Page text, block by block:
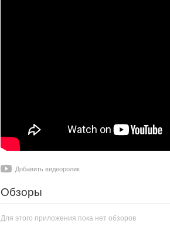
Добавить видеоролик
Обзоры
Для этого приложения пока нет обзоров